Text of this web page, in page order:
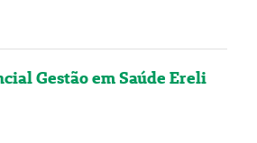
Gestão em Saúde Ereli